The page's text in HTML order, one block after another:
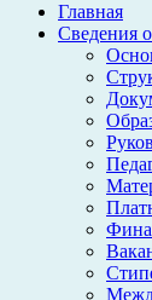
Главная
Сведения